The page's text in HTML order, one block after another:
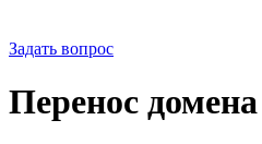
Задать вопрос
Перенос